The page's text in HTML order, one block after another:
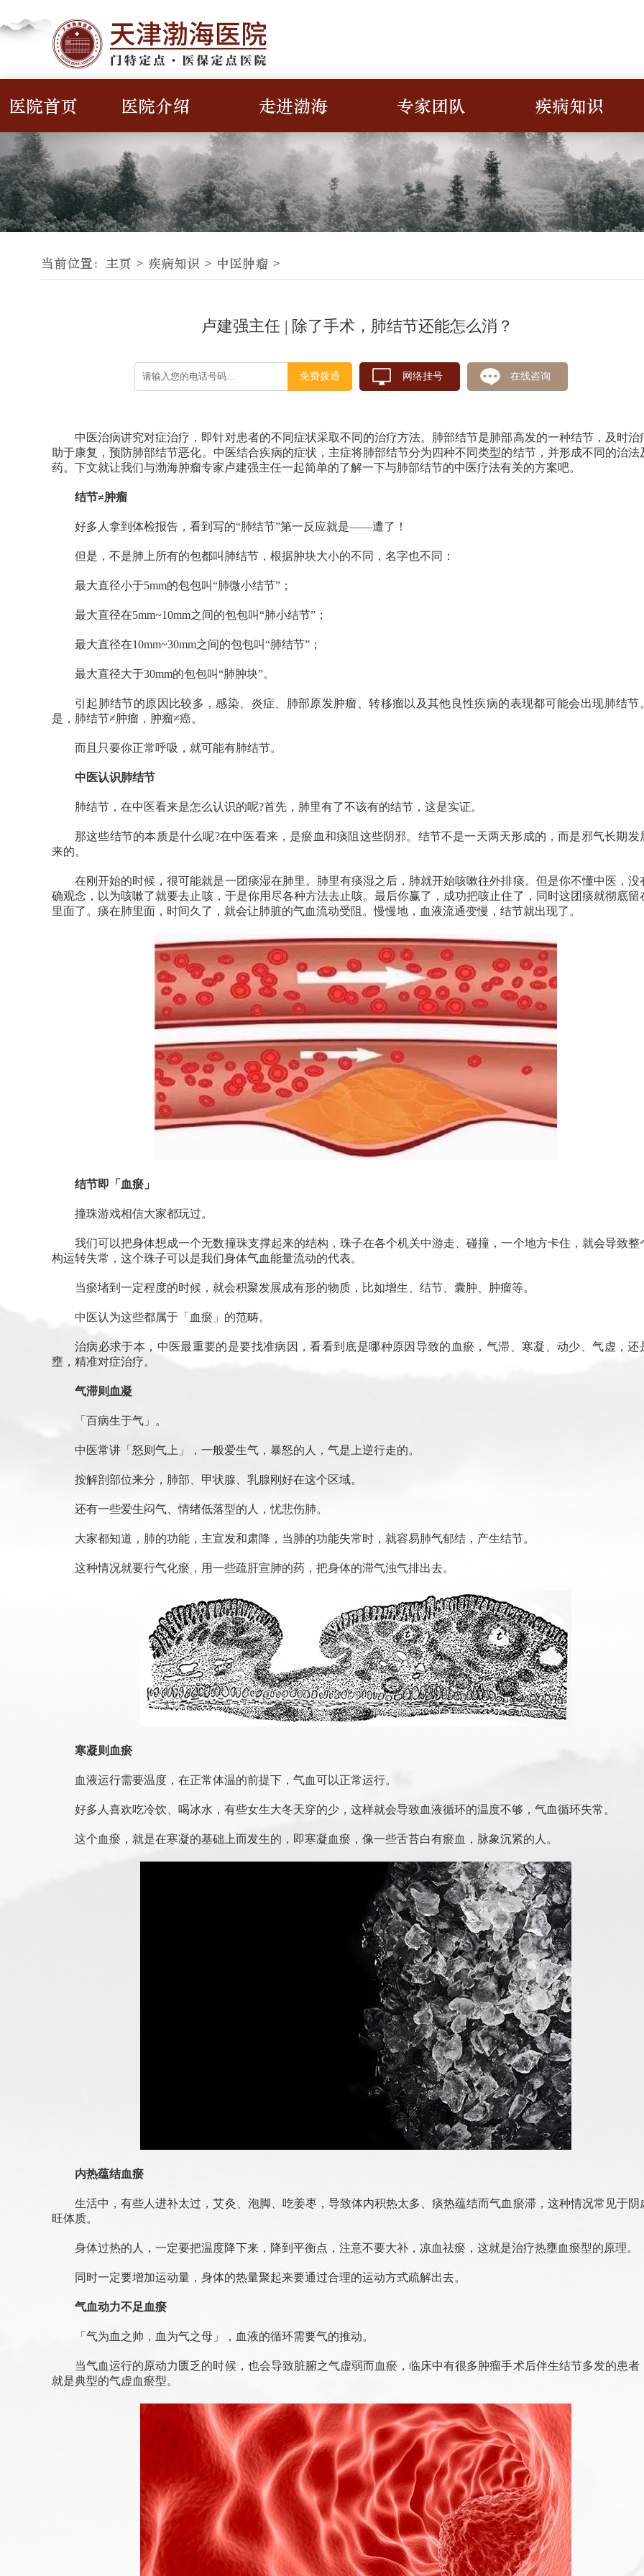
医院首页 医院介绍 走进渤海 专家团队 疾病知识
当前位置： 主页 > 疾病知识 > 中医肿瘤 >
卢建强主任 | 除了手术，肺结节还能怎么消？
免费拨通 网络挂号 在线咨询
中医治病讲究对症治疗，即针对患者的不同症状采取不同的治疗方法。肺部结节是肺部高发的一种结节，及时治
助于康复，预防肺部结节恶化。中医结合疾病的症状，主症将肺部结节分为四种不同类型的结节，并形成不同的治法
药。下文就让我们与渤海肿瘤专家卢建强主任一起简单的了解一下与肺部结节的中医疗法有关的方案吧。
结节≠肿瘤
好多人拿到体检报告，看到写的“肺结节”第一反应就是——遭了！
但是，不是肺上所有的包都叫肺结节，根据肿块大小的不同，名字也不同：
最大直径小于5mm的包包叫“肺微小结节”；
最大直径在5mm~10mm之间的包包叫“肺小结节”；
最大直径在10mm~30mm之间的包包叫“肺结节”；
最大直径大于30mm的包包叫“肺肿块”。
引起肺结节的原因比较多，感染、炎症、肺部原发肿瘤、转移瘤以及其他良性疾病的表现都可能会出现肺结节
是，肺结节≠肿瘤，肿瘤≠癌。
而且只要你正常呼吸，就可能有肺结节。
中医认识肺结节
肺结节，在中医看来是怎么认识的呢?首先，肺里有了不该有的结节，这是实证。
那这些结节的本质是什么呢?在中医看来，是瘀血和痰阻这些阴邪。结节不是一天两天形成的，而是邪气长期发
来的。
在刚开始的时候，很可能就是一团痰湿在肺里。肺里有痰湿之后，肺就开始咳嗽往外排痰。但是你不懂中医，没
确观念，以为咳嗽了就要去止咳，于是你用尽各种方法去止咳。最后你赢了，成功把咳止住了，同时这团痰就彻底留
里面了。痰在肺里面，时间久了，就会让肺脏的气血流动受阻。慢慢地，血液流通变慢，结节就出现了。
结节即「血瘀」
撞珠游戏相信大家都玩过。
我们可以把身体想成一个无数撞珠支撑起来的结构，珠子在各个机关中游走、碰撞，一个地方卡住，就会导致整
构运转失常，这个珠子可以是我们身体气血能量流动的代表。
当瘀堵到一定程度的时候，就会积聚发展成有形的物质，比如增生、结节、囊肿、肿瘤等。
中医认为这些都属于「血瘀」的范畴。
治病必求于本，中医最重要的是要找准病因，看看到底是哪种原因导致的血瘀，气滞、寒凝、动少、气虚，还
壅，精准对症治疗。
气滞则血凝
「百病生于气」。
中医常讲「怒则气上」，一般爱生气，暴怒的人，气是上逆行走的。
按解剖部位来分，肺部、甲状腺、乳腺刚好在这个区域。
还有一些爱生闷气、情绪低落型的人，忧悲伤肺。
大家都知道，肺的功能，主宣发和肃降，当肺的功能失常时，就容易肺气郁结，产生结节。
这种情况就要行气化瘀，用一些疏肝宣肺的药，把身体的滞气浊气排出去。
寒凝则血瘀
血液运行需要温度，在正常体温的前提下，气血可以正常运行。
好多人喜欢吃冷饮、喝冰水，有些女生大冬天穿的少，这样就会导致血液循环的温度不够，气血循环失常。
这个血瘀，就是在寒凝的基础上而发生的，即寒凝血瘀，像一些舌苔白有瘀血，脉象沉紧的人。
内热蕴结血瘀
生活中，有些人进补太过，艾灸、泡脚、吃姜枣，导致体内积热太多、痰热蕴结而气血瘀滞，这种情况常见于阴
旺体质。
身体过热的人，一定要把温度降下来，降到平衡点，注意不要大补，凉血祛瘀，这就是治疗热壅血瘀型的原理。
同时一定要增加运动量，身体的热量聚起来要通过合理的运动方式疏解出去。
气血动力不足血瘀
「气为血之帅，血为气之母」，血液的循环需要气的推动。
当气血运行的原动力匮乏的时候，也会导致脏腑之气虚弱而血瘀，临床中有很多肿瘤手术后伴生结节多发的患者
就是典型的气虚血瘀型。